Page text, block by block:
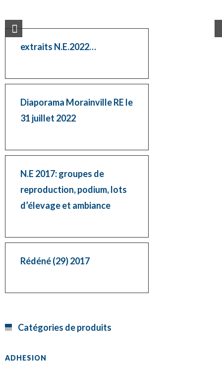
extraits N.E.2022…
Diaporama Morainville RE le
31 juillet 2022
N.E 2017: groupes de
reproduction, podium, lots
d’élevage et ambiance
Rédéné (29) 2017
Catégories de produits
ADHESION